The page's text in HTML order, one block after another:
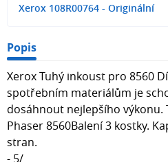
Xerox 108R00764 - Originální
Popis
Xerox Tuhý inkoust pro 8560
spotřebním materiálům je
dosáhnout nejlepšího
Phaser 8560Balení 3 kostky.
stran.
- 5/